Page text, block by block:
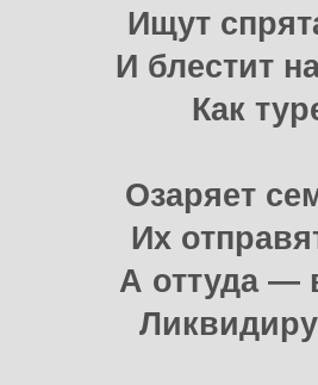
Ищут
И блестит
Как
Озаряет
Их
А оттуда —